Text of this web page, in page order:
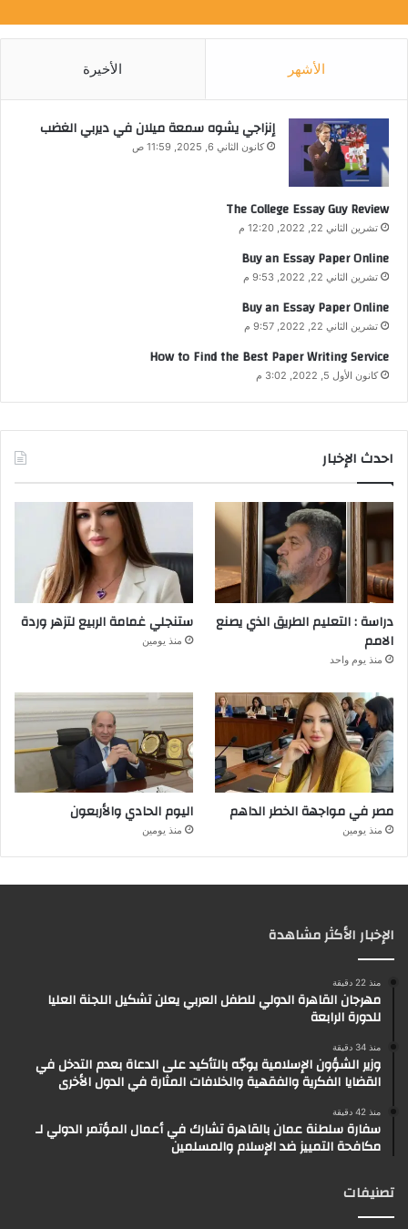
الأشهر الأخيرة
إنزاجي يشوه سمعة ميلان في ديربي الغضب
كانون الثاني 6, 2025, 11:59 ص
The College Essay Guy Review
تشرين الثاني 22, 2022, 12:20 م
Buy an Essay Paper Online
تشرين الثاني 22, 2022, 9:53 م
Buy an Essay Paper Online
تشرين الثاني 22, 2022, 9:57 م
How to Find the Best Paper Writing Service
كانون الأول 5, 2022, 3:02 م
احدث الإخبار
دراسة : التعليم الطريق الذي يصنع
الامم
منذ يوم واحد
ستنجلي غمامة الربيع لتزهر وردة
منذ يومين
مصر في مواجهة الخطر الداهم
منذ يومين
اليوم الحادي والأربعون
منذ يومين
الإخبار الأكثر مشاهدة
منذ 22 دقيقة
مهرجان القاهرة الدولي للطفل العربي يعلن تشكيل اللجنة العليا
للدورة الرابعة
منذ 34 دقيقة
وزير الشؤون الإسلامية يوجّه بالتأكيد على الدعاة بعدم التدخل في
القضايا الفكرية والفقهية والخلافات المثارة في الدول الأخرى
منذ 42 دقيقة
سفارة سلطنة عمان بالقاهرة تشارك في أعمال المؤتمر الدولي لـ
مكافحة التمييز ضد الإسلام والمسلمين
تصنيفات